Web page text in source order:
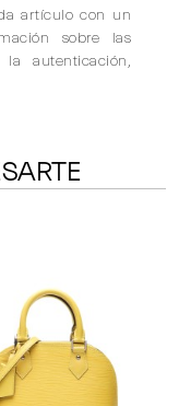
artículo con un
sobre las
autenticación,